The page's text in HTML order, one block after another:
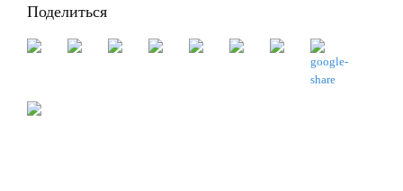
Поделиться